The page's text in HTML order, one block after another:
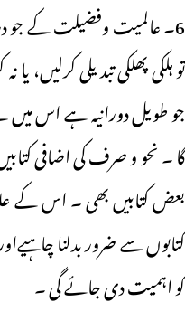
6۔ عالمیت وفضیلت کے جو
تو ہلکی پھلکی تبدیلی کرلیں، یا
جو طویل دورانیہ ہے اس
گا ۔ نحو و صرف کی اضافی
بعض کتابیں بھی ۔ اس کے
کتابوں سے ضرور بدلنا
کو اہمیت دی جائے گی ۔